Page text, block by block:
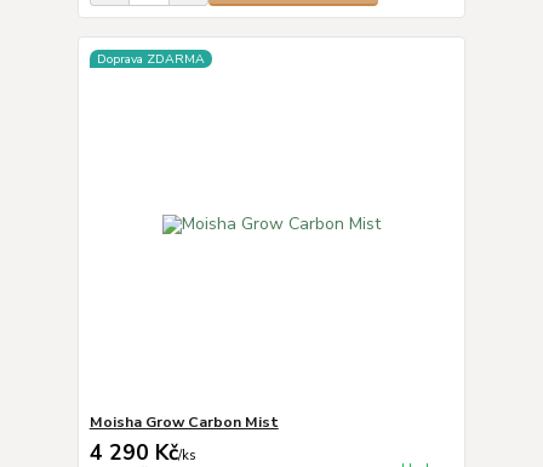
Doprava ZDARMA
Moisha Grow Carbon Mist
4 290 Kč/ks